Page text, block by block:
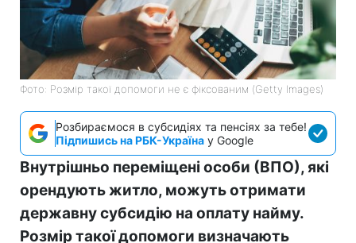
Фото: Розмір такої допомоги не є фіксованим (Getty Images)
Розбираємося в субсидіях та пенсіях за тебе!
Підпишись на РБК-Україна у Google
Внутрішньо переміщені особи (ВПО), які
орендують житло, можуть отримати
державну субсидію на оплату найму.
Розмір такої допомоги визначають